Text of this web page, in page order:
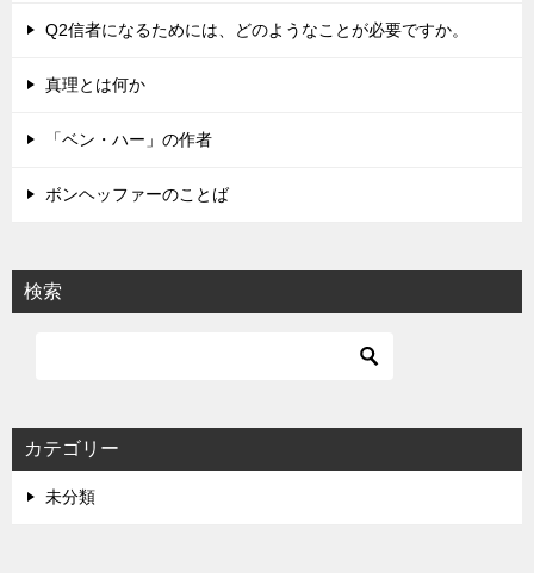
シ Q2信者になるためには、どのようなことが必要ですか。
真理とは何か
「ベン・ハー」の作者
ボンヘッファーのことば
検索
カテゴリー
未分類